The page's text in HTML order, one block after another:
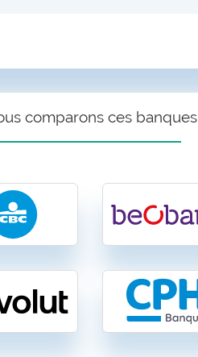
comparons ces banques